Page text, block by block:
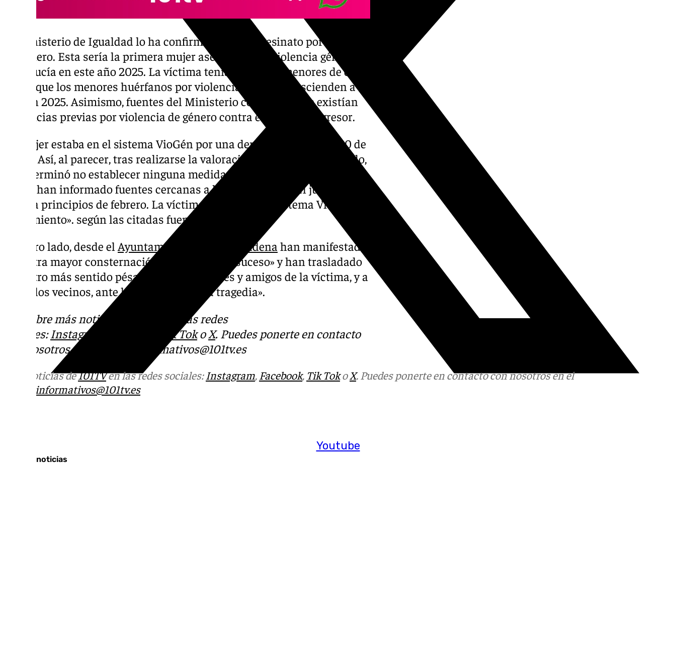
Youtube
El Ministerio de Igualdad lo ha confirmado como asesinato por violencia
de género. Esta sería la primera mujer asesinada por violencia género en
Andalucía en este año 2025. La víctima tenía tres hijos menores de edad,
por lo que los menores huérfanos por violencia de género ascienden a
tres en 2025. Asimismo, fuentes del Ministerio confirman que existían
denuncias previas por violencia de género contra el presunto agresor.
La mujer estaba en el sistema VioGén por una denuncia el pasado 20 de
enero. Así, al parecer, tras realizarse la valoración y remitirse al juzgado,
se determinó no establecer ninguna medida de protección. En concreto,
según han informado fuentes cercanas a la investigación, el juicio tuvo
lugar a principios de febrero. La víctima «estaba en el sistema VioGén en
seguimiento». según las citadas fuentes.
Por otro lado, desde el Ayuntamiento de Benalmádena han manifestado
«nuestra mayor consternación ante el trágico suceso» y han trasladado
«nuestro más sentido pésame a los familiares y amigos de la víctima, y a
todos los vecinos, ante la dimensión de la tragedia».
Descubre más noticias de 101Tv en las redes
sociales: Instagram Tik Toko X. Puedes ponerte en contacto
con nosotros en el correo
informativos@101tv.es
Más noticias de101TVen las redes sociales: Instagram, Facebook, Tik TokoX. Puedes ponerte en contacto con nosotros en el
informativos@101tv.es
Últimas noticias